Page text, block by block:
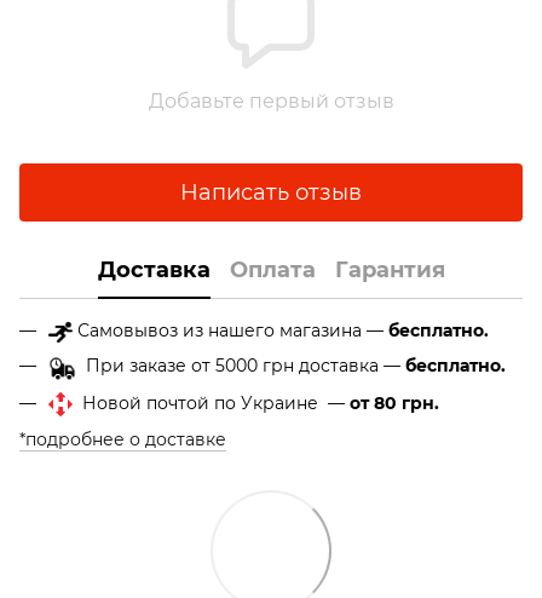
Добавьте первый отзыв
Написать отзыв
Доставка Оплата Гарантия
Самовывоз из нашего магазина — бесплатно.
При заказе от 5000 грн доставка — бесплатно.
Новой почтой по Украине — от 80 грн.
*подробнее о доставке